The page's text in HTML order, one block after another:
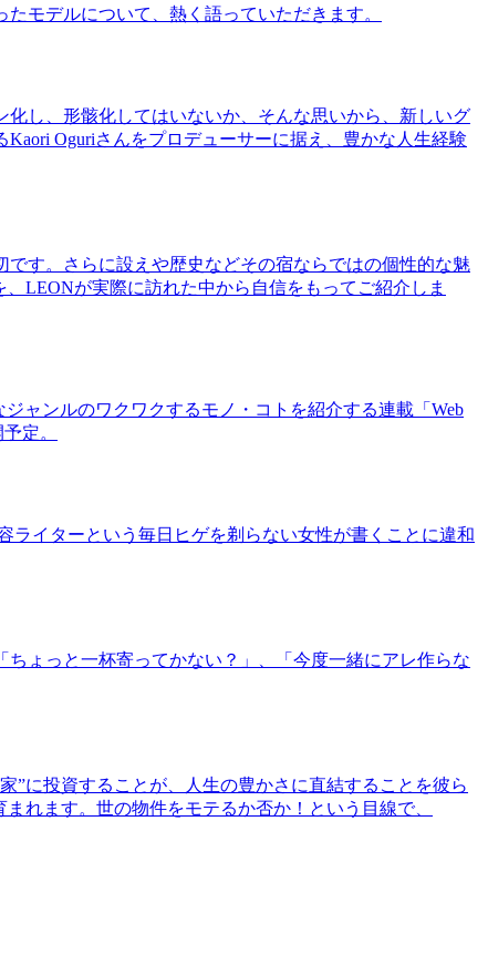
モデルについて、熱く語っていただきます。
し、形骸化してはいないか、そんな思いから、新しいグ
Oguriさんをプロデューサーに据え、豊かな人生経験
す。さらに設えや歴史などその宿ならではの個性的な魅
LEONが実際に訪れた中から自信をもってご紹介しま
ャンルのワクワクするモノ・コトを紹介する連載「Web
定。
ライターという毎日ヒゲを剃らない女性が書くことに違和
ょっと一杯寄ってかない？」、「今度一緒にアレ作らな
”に投資することが、人生の豊かさに直結することを彼ら
れます。世の物件をモテるか否か！という目線で、